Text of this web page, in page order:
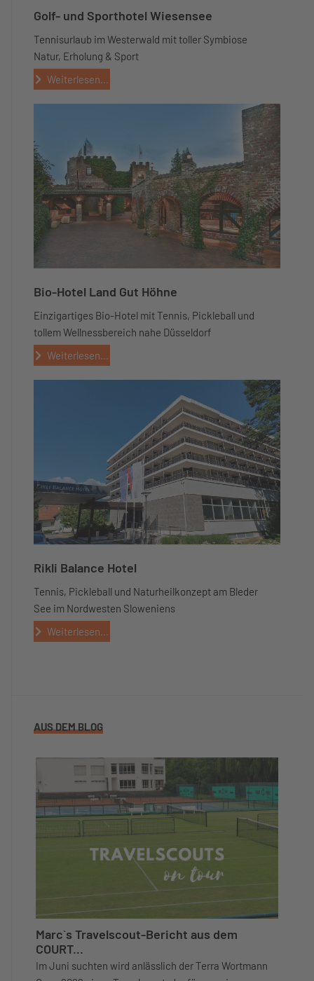
Golf- und Sporthotel Wiesensee
Tennisurlaub im Westerwald mit toller Symbiose
Natur, Erholung & Sport
Weiterlesen...
Bio-Hotel Land Gut Höhne
Einzigartiges Bio-Hotel mit Tennis, Pickleball und
tollem Wellnessbereich nahe Düsseldorf
Weiterlesen...
Rikli Balance Hotel
Tennis, Pickleball und Naturheilkonzept am Bleder
See im Nordwesten Sloweniens
Weiterlesen...
AUS DEM BLOG
Marc`s Travelscout-Bericht aus dem
COURT...
Im Juni suchten wird anlässlich der Terra Wortmann